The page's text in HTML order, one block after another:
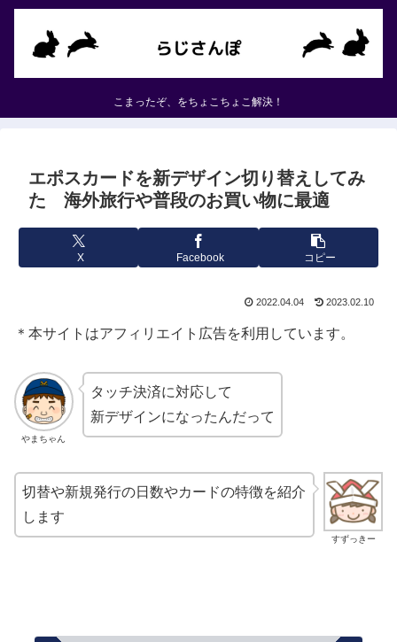
こまったぞ、をちょこちょこ解決！
エポスカードを新デザイン切り替えしてみ
た 海外旅行や普段のお買い物に最適
X Facebook コピー
2022.04.04 2023.02.10
＊本サイトはアフィリエイト広告を利用しています。
やまちゃん
タッチ決済に対応して
新デザインになったんだって
すずっきー
切替や新規発行の日数やカードの特徴を紹介
します